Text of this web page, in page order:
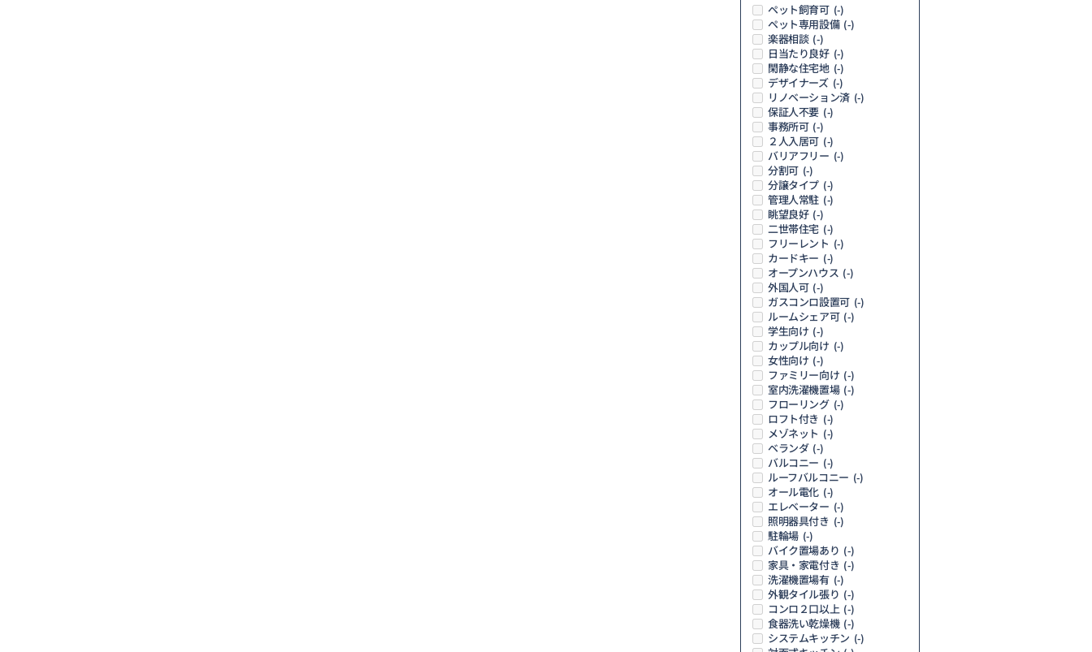
ペット飼育可 (-)
ペット専用設備 (-)
楽器相談 (-)
日当たり良好 (-)
閑静な住宅地 (-)
デザイナーズ (-)
リノベーション済 (-)
保証人不要 (-)
事務所可 (-)
２人入居可 (-)
バリアフリー (-)
分割可 (-)
分譲タイプ (-)
管理人常駐 (-)
眺望良好 (-)
二世帯住宅 (-)
フリーレント (-)
カードキー (-)
オープンハウス (-)
外国人可 (-)
ガスコンロ設置可 (-)
ルームシェア可 (-)
学生向け (-)
カップル向け (-)
女性向け (-)
ファミリー向け (-)
室内洗濯機置場 (-)
フローリング (-)
ロフト付き (-)
メゾネット (-)
ベランダ (-)
バルコニー (-)
ルーフバルコニー (-)
オール電化 (-)
エレベーター (-)
照明器具付き (-)
駐輪場 (-)
バイク置場あり (-)
家具・家電付き (-)
洗濯機置場有 (-)
外観タイル張り (-)
コンロ２口以上 (-)
食器洗い乾燥機 (-)
システムキッチン (-)